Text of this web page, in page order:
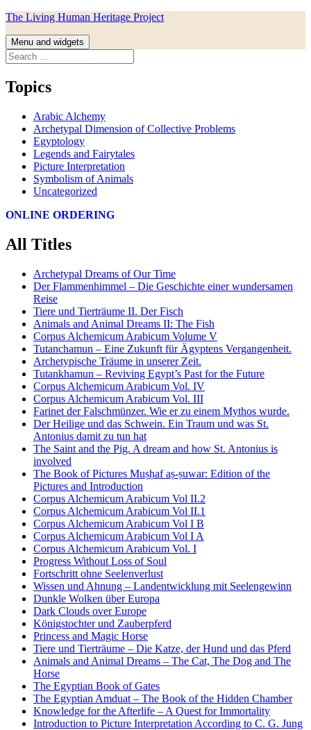
Skip
content
The Living Human Heritage Project
Menu and widgets
Search
for:
Topics
Arabic Alchemy
Archetypal Dimension of Collective Problems
Egyptology
Legends and Fairytales
Picture Interpretation
Symbolism of Animals
Uncategorized
ONLINE ORDERING
All Titles
Archetypal Dreams of Our Time
Der Flammenhimmel – Die Geschichte einer wundersamen
Reise
Tiere und Tierträume II. Der Fisch
Animals and Animal Dreams II: The Fish
Corpus Alchemicum Arabicum Volume V
Tutanchamun – Eine Zukunft für Ägyptens Vergangenheit.
Archetypische Träume in unserer Zeit.
Tutankhamun – Reviving Egypt’s Past for the Future
Corpus Alchemicum Arabicum Vol. IV
Corpus Alchemicum Arabicum Vol. III
Farinet der Falschmünzer. Wie er zu einem Mythos wurde.
Der Heilige und das Schwein. Ein Traum und was St.
Antonius damit zu tun hat
The Saint and the Pig. A dream and how St. Antonius is
involved
The Book of Pictures Muṣḥaf aṣ-ṣuwar: Edition of the
Pictures and Introduction
Corpus Alchemicum Arabicum Vol II.2
Corpus Alchemicum Arabicum Vol II.1
Corpus Alchemicum Arabicum Vol I B
Corpus Alchemicum Arabicum Vol I A
Corpus Alchemicum Arabicum Vol. I
Progress Without Loss of Soul
Fortschritt ohne Seelenverlust
Wissen und Ahnung – Landentwicklung mit Seelengewinn
Dunkle Wolken über Europa
Dark Clouds over Europe
Königstochter und Zauberpferd
Princess and Magic Horse
Tiere und Tierträume – Die Katze, der Hund und das Pferd
Animals and Animal Dreams – The Cat, The Dog and The
Horse
The Egyptian Book of Gates
The Egyptian Amduat – The Book of the Hidden Chamber
Knowledge for the Afterlife – A Quest for Immortality
Introduction to Picture Interpretation According to C. G. Jung